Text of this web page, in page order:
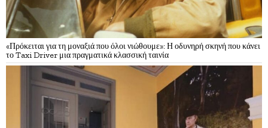
«Πρόκειται για τη μοναξιά που όλοι νιώθουμε»: Η οδυνηρή σκηνή που κάνει
το Taxi Driver μια πραγματικά κλασσική ταινία